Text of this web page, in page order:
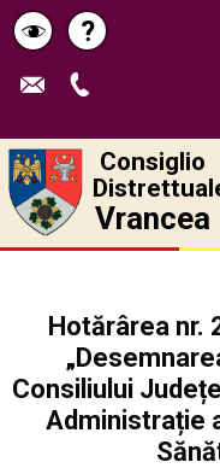
Schimbă
contrastul
Pagina
de
?
Consiglio
Vrancea
Hotărârea nr.
Consiliului
Administrație